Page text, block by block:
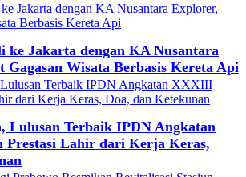
ke Jakarta dengan KA Nusantara
Gagasan Wisata Berbasis Kereta Api
Lulusan Terbaik IPDN Angkatan
Lahir dari Kerja Keras,